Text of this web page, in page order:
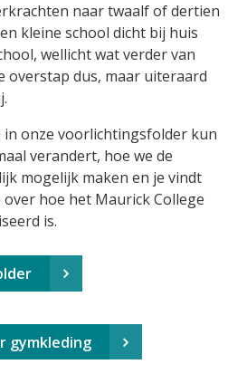
naar twaalf of dertien
kleine school dicht bij huis
wellicht wat verder van
overstap dus, maar uiteraard
in onze voorlichtingsfolder kun
verandert, hoe we de
mogelijk maken en je vindt
hoe het Maurick College
is.
gymkleding